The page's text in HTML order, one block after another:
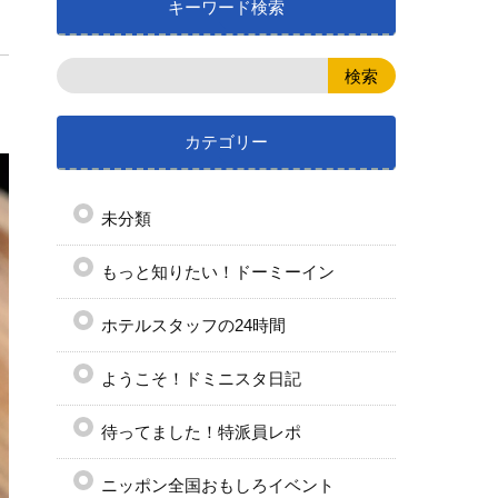
キーワード検索
カテゴリー
未分類
もっと知りたい！ドーミーイン
ホテルスタッフの24時間
ようこそ！ドミニスタ日記
待ってました！特派員レポ
ニッポン全国おもしろイベント